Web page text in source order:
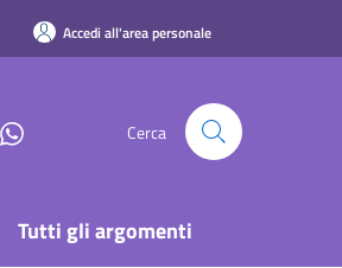
Accedi all'area personale
Cerca
Tutti gli argomenti